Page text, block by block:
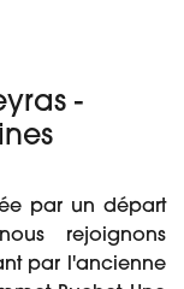
-
par un départ
rejoignons
par l'ancienne